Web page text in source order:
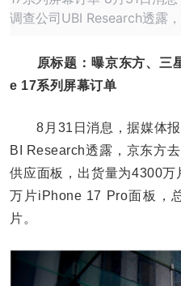
调查公司UBI Research透露
原标题：曝京东方、三
e 17系列屏幕订单
8月31日消息，据媒体报
BI Research透露，京东方
供应面板，出货量为4300
万片iPhone 17 Pro面板，
片。